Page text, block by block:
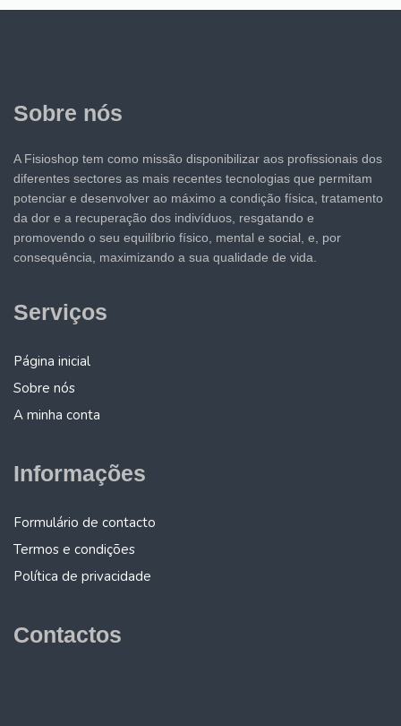
Sobre nós
A Fisioshop tem como missão disponibilizar aos profissionais dos
diferentes sectores as mais recentes tecnologias que permitam
potenciar e desenvolver ao máximo a condição física, tratamento
da dor e a recuperação dos indivíduos, resgatando e
promovendo o seu equilíbrio físico, mental e social, e, por
consequência, maximizando a sua qualidade de vida.
Serviços
Página inicial
Sobre nós
A minha conta
Informações
Formulário de contacto
Termos e condições
Política de privacidade
Contactos